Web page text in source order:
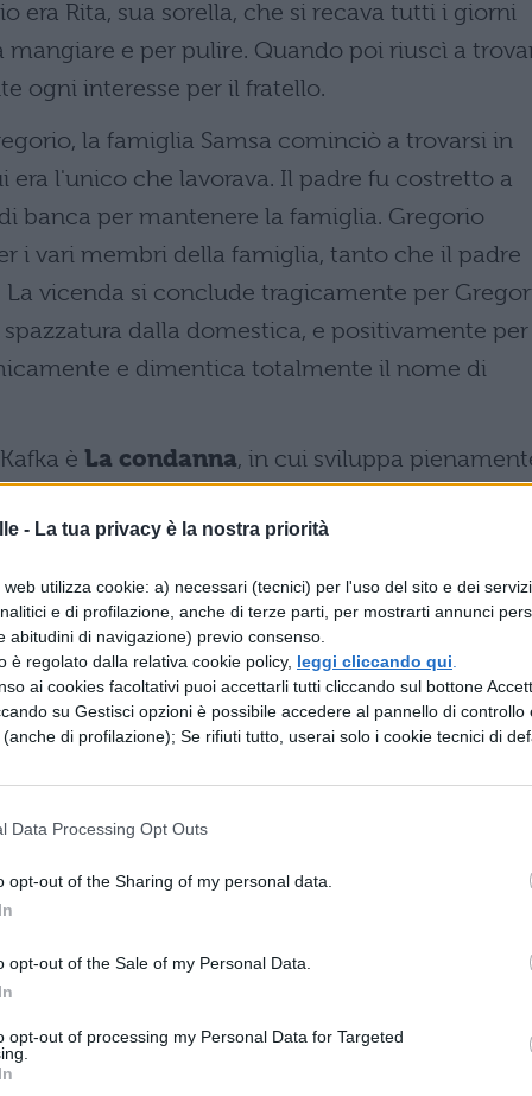
- La tua privacy è la nostra priorità
utilizza cookie: a) necessari (tecnici) per l'uso del sito e dei
e di profilazione, anche di terze parti, per mostrarti annunci
abitudini di navigazione) previo consenso.
è regolato dalla relativa cookie policy, leggi cliccando qui
ai cookies facoltativi puoi accettarli tutti cliccando sul bottone
su Gestisci opzioni è possibile accedere al pannello di controllo
di profilazione); Se rifiuti tutto, userai solo i cookie tecnici di
Data Processing Opt Outs
opt-out of the Sharing of my personal data.
opt-out of the Sale of my Personal Data.
opt-out of processing my Personal Data for Targeted
era Rita, sua sorella, che si recava tutti i giorni
e per pulire. Quando poi riuscì a
ogni interesse per il fratello.
la famiglia Samsa cominciò a trovarsi in
l'unico che lavorava. Il padre fu costretto a
banca per mantenere la famiglia. Gregorio
i vari membri della famiglia, tanto che il padre
La vicenda si conclude tragicamente per
dalla domestica, e positivamente per
e dimentica totalmente il nome di
è La condanna, in cui sviluppa
giovane uomo borghese, pensa ad un
L'amico di Giorgio era stato all'inizio
sua attività aveva subito un forte calo. Giorgio
economico, ma non se la sentiva di
voluto nemmeno comunicargli il suo
Brandefeld. Giorgio dovette però
matrimonio, ma, prima di spedire la
padre. Fu proprio qui che iniziò il grande litigio
condanna e con un tragico epilogo.
in
dove da molto tempo è in uso un crudele
Questo sistema era stato ideato dal vecchio
la macchina per l'esecuzione. Uno dei
all'esploratore il funzionamento: il
e lentamente, grazie a degli aghi metallici, gli
che non aveva rispettato, poi, dopo dodici